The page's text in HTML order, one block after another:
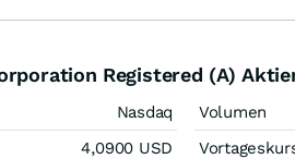
Registered (A)
Nasdaq
4,0900 USD
Volumen